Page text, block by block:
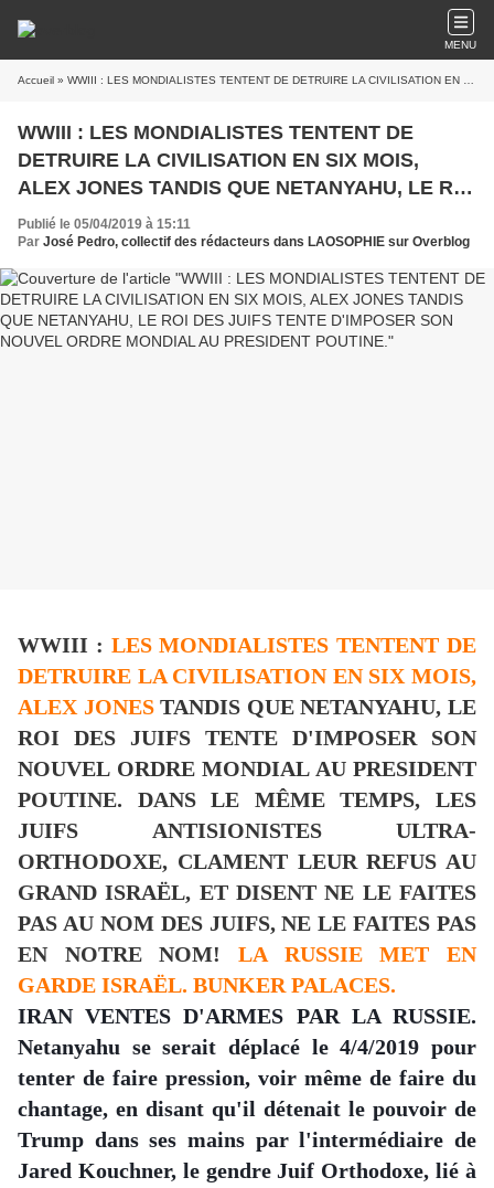
MENU
Accueil » WWIII : LES MONDIALISTES TENTENT DE DETRUIRE LA CIVILISATION EN SIX MOIS, ALEX JONES TANDIS QUE NETANYAHU, LE ROI DES JUIFS TENTE D'IMPOSER SON NOUVEL ORDRE MONDIAL AU PRESIDENT POUTINE.
WWIII : LES MONDIALISTES TENTENT DE
DETRUIRE LA CIVILISATION EN SIX MOIS,
ALEX JONES TANDIS QUE NETANYAHU, LE ROI
DES JUIFS TENTE D'IMPOSER SON NOUVEL
ORDRE MONDIAL AU PRESIDENT POUTINE.
Publié le 05/04/2019 à 15:11
Par José Pedro, collectif des rédacteurs dans LAOSOPHIE sur Overblog
WWIII : LES MONDIALISTES TENTENT DE
DETRUIRE LA CIVILISATION EN SIX MOIS,
ALEX JONESTANDIS QUE NETANYAHU, LE
ROI DES JUIFS TENTE D'IMPOSER SON
NOUVEL ORDRE MONDIAL AU PRESIDENT
POUTINE. DANS LE MÊME TEMPS, LES
JUIFS ANTISIONISTES ULTRA-
ORTHODOXE, CLAMENT LEUR REFUS AU
GRAND ISRAËL, ET DISENT NE LE FAITES
PAS AU NOM DES JUIFS, NE LE FAITES PAS
EN NOTRE NOM! LA RUSSIE MET EN
GARDE ISRAËL. BUNKER PALACES.
IRAN VENTES D'ARMES PAR LA RUSSIE.
Netanyahu se serait déplacé le 4/4/2019 pour
tenter de faire pression, voir même de faire du
chantage, en disant qu'il détenait le pouvoir de
Trump dans ses mains par l'intermédiaire de
Jared Kouchner, le gendre Juif Orthodoxe, lié à